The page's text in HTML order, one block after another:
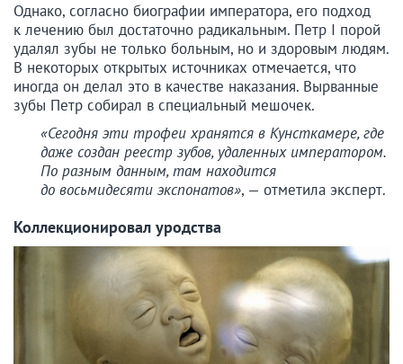
Однако, согласно биографии императора, его подход
к лечению был достаточно радикальным. Петр I порой
удалял зубы не только больным, но и здоровым людям.
В некоторых открытых источниках отмечается, что
иногда он делал это в качестве наказания. Вырванные
зубы Петр собирал в специальный мешочек.
«Сегодня эти трофеи хранятся в Кунсткамере, где
даже создан реестр зубов, удаленных императором.
По разным данным, там находится
до восьмидесяти экспонатов», — отметила эксперт.
Коллекционировал уродства